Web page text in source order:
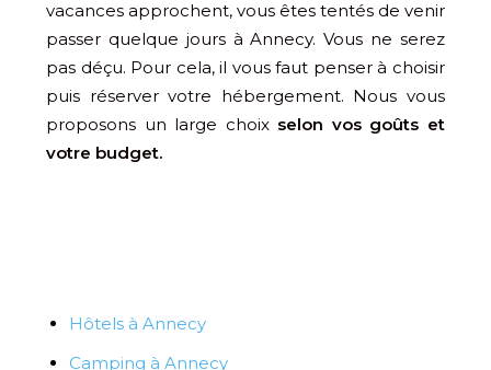
vacances approchent, vous êtes tentés de venir
passer quelque jours à Annecy. Vous ne serez
pas déçu. Pour cela, il vous faut penser à choisir
puis réserver votre hébergement. Nous vous
proposons un large choix selon vos goûts et
votre budget.
Hôtels à Annecy
Camping à Annecy